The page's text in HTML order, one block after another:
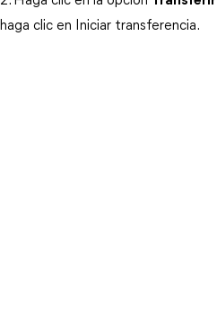
haga clic en Iniciar transferencia.